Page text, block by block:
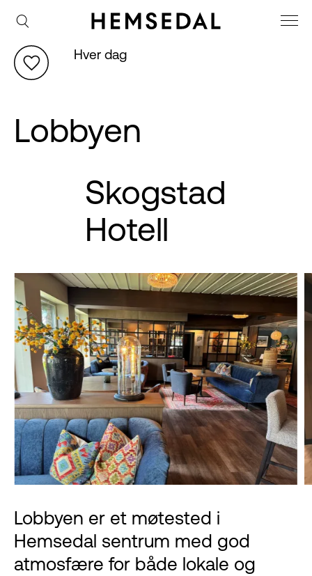
Hver dag
Lobbyen
Skogstad
Hotell
Lobbyen er et møtested i
Hemsedal sentrum med god
atmosfære for både lokale og